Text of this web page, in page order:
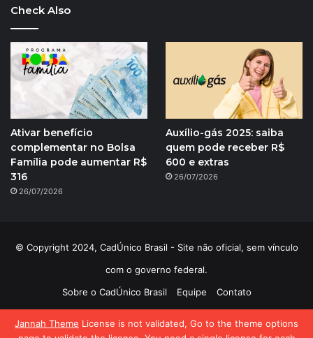
Jannah Theme License is not validated, Go to the theme options
Check Also
Ativar benefício
complementar no Bolsa
Família pode aumentar R$
316
26/07/2026
Auxílio-gás 2025: saiba
quem pode receber R$
600 e extras
26/07/2026
© Copyright 2024, CadÚnico Brasil - Site não oficial, sem vínculo
com o governo federal.
Sobre o CadÚnico Brasil
Equipe
Contato